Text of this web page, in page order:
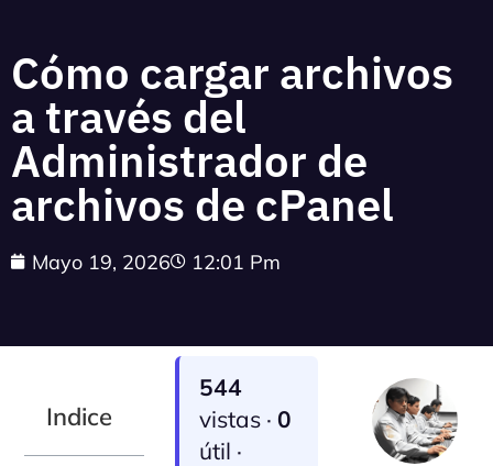
Cómo cargar archivos
a través del
Administrador de
archivos de cPanel
Mayo 19, 2026 12:01 Pm
Indice
544
vistas ·0
útil ·